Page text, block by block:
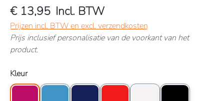
€ 13,95 Incl. BTW
Prijzen incl. BTW en excl. verzendkosten
Prijs inclusief personalisatie van de voorkant van het
product.
Selecteer
Kleur
Kleuroptie: Fuchsia
Kleuroptie: Lichtblauw
Kleuroptie: Marine
Kleuroptie: RoodKleuroptie: WitKleuroptie: Zwart